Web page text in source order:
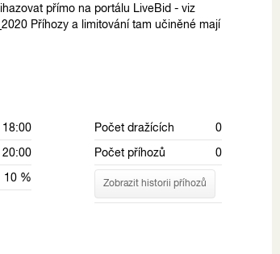
přímo na portálu LiveBid - viz
Příhozy a limitování tam učiněné mají
10 %
Počet dražících
0
Počet příhozů
0
Zobrazit historii příhozů